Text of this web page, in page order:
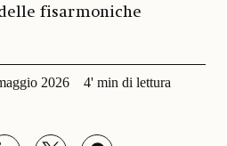
fisarmoniche
2026 4' min di lettura